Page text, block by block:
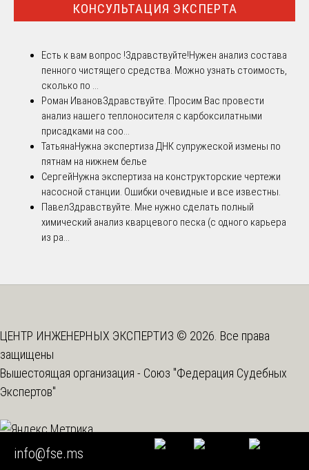
КОНСУЛЬТАЦИЯ ЭКСПЕРТА
Есть к вам вопрос !Здравствуйте!Нужен анализ состава
пенного чистящего средства. Можно узнать стоимость,
сколько по ...
Роман ИвановЗдравствуйте. Просим Вас провести
анализ нашего теплоносителя с карбоксилатными
присадками на соо...
ТатьянаНужна экспертиза ДНК супружеской измены по
пятнам на нижнем белье
СергейНужна экспертиза на конструкторские чертежи
насосной станции. Ошибки очевидные и все известны.
ПавелЗдравствуйте. Мне нужно сделать полный
химический анализ кварцевого песка (с одного карьера
из ра...
ЦЕНТР ИНЖЕНЕРНЫХ ЭКСПЕРТИЗ © 2026. Все права
защищены
Вышестоящая организация - Союз "Федерация Судебных
Экспертов"
info@fse.ms